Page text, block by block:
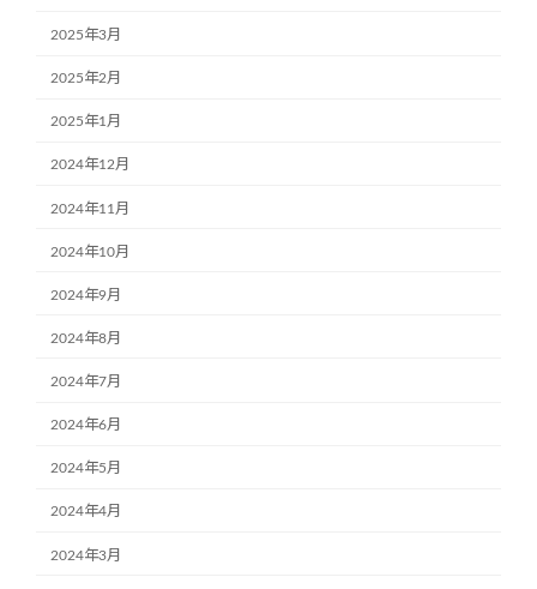
2025年3月
2025年2月
2025年1月
2024年12月
2024年11月
2024年10月
2024年9月
2024年8月
2024年7月
2024年6月
2024年5月
2024年4月
2024年3月